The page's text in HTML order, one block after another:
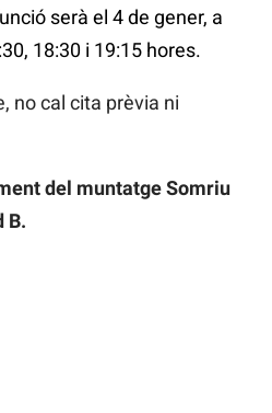
serà el 4 de gener, a
18:30 i 19:15 hores.
no cal cita prèvia ni
del muntatge Somriu
B.